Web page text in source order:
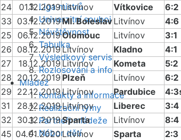
Liga mistrů
Univerzitní souboj
Návštěvnost
Tabulka
Výsledkový servis
Rozlosování a info
Mládež
Kontakty a informace
Realizační týmy
Partneři mládeže
Nábor dětí
24
01.12.2019Litvínov Vítkovice
6:2
33
03.12.2019Ml. BoleslavLitvínov
4:6
25
06.12.2019Olomouc Litvínov
3:1
26
08.12.2019 Litvínov Kladno
4:1
27
18.12.2019Litvínov Kometa
5:2
28
20.12.2019 Plzeň Litvínov
6:2
29
22.12.2019Litvínov Pardubice
31
28.12.2019Litvínov Liberec
3:4
32
30.12.2019Sparta Litvínov
8:4
45 04.01.2020Litvínov Sparta
2:3